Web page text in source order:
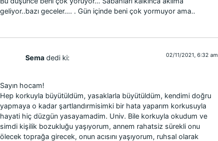
geliyor..bazı geceler…. . Gün içinde beni çok yormuyor ama..
Sema dedi ki: 02/11/2021, 6:32 am
Sayın hocam!
Hep korkuyla büyütüldüm, yasaklarla büyütüldüm, kendimi doğru
yapmaya o kadar şartlandırmisimki bir hata yaparım korkusuyla
hayati hiç düzgün yasayamadim. Univ. Bile korkuyla okudum ve
simdi kişilik bozukluğu yaşıyorum, annem rahatsiz sürekli onu
ölecek toprağa girecek, onun acısını yaşıyorum, ruhsal olarak